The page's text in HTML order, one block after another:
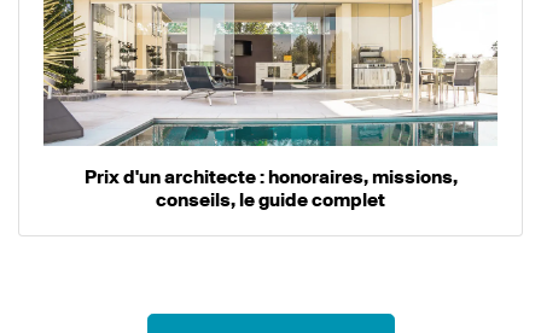
Prix d'un architecte : honoraires, missions,
conseils, le guide complet